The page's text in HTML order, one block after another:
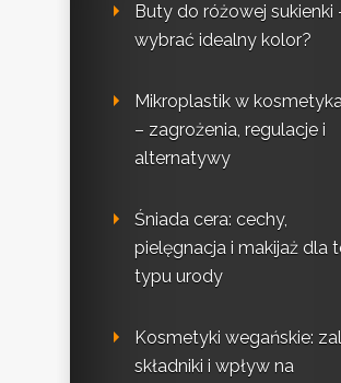
Buty do różowej sukienki
wybrać idealny kolor?
Mikroplastik w
– zagrożenia, regulacje i
alternatywy
Śniada cera: cechy,
pielęgnacja i makijaż dla
typu urody
Kosmetyki wegańskie:
składniki i wpływ na